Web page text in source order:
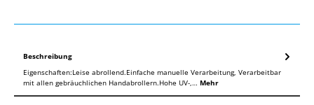
Beschreibung
Eigenschaften:Leise abrollend.Einfache manuelle Verarbeitung, Verarbeitbar
mit allen gebräuchlichen Handabrollern.Hohe UV-,… Mehr